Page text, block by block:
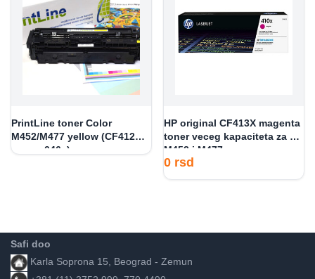
PrintLine toner Color
M452/M477 yellow (CF412A i
canon 046y)
HP original CF413X magenta
toner veceg kapaciteta za HP
M452 i M477
0 rsd
Safi doo
Karla Soprona 15, Beograd - Zemun